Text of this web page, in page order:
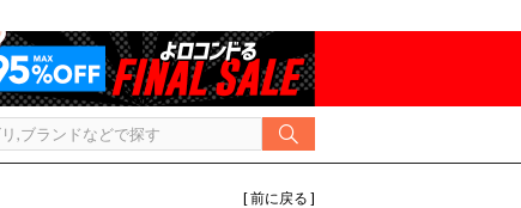
[ 前に戻る ]